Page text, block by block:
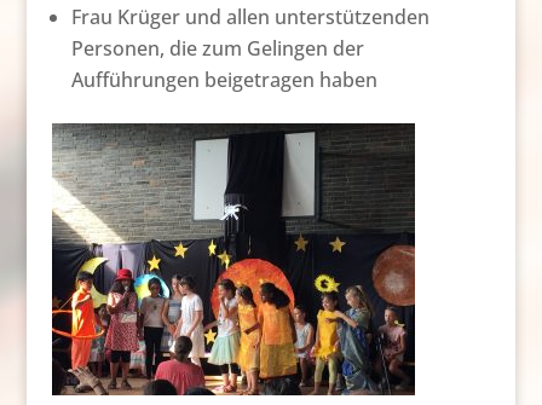
Frau Krüger und allen unterstützenden
Personen, die zum Gelingen der
Aufführungen beigetragen haben